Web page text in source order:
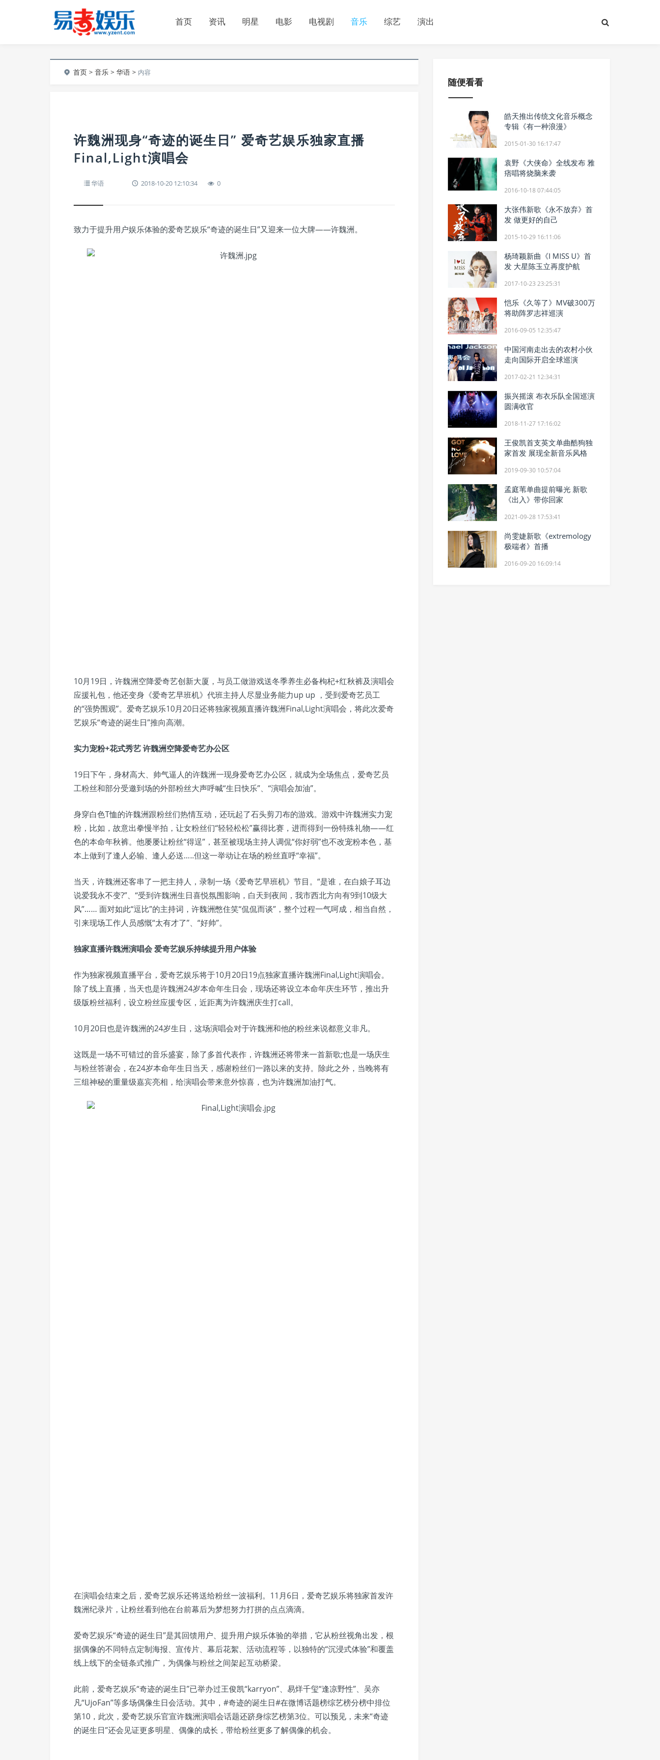
首页 资讯 明星 电影 电视剧 音乐 综艺 演出
首页 >音乐 >华语 > 内容
许魏洲现身“奇迹的诞生日” 爱奇艺娱乐独家直播
Final,Light演唱会
华语 2018-10-20 12:10:34 0
致力于提升用户娱乐体验的爱奇艺娱乐“奇迹的诞生日”又迎来一位大牌——许魏洲。
10月19日，许魏洲空降爱奇艺创新大厦，与员工做游戏送冬季养生必备枸杞+红秋裤及演唱会
应援礼包，他还变身《爱奇艺早班机》代班主持人尽显业务能力up up ，受到爱奇艺员工
的“强势围观”。爱奇艺娱乐10月20日还将独家视频直播许魏洲Final,Light演唱会，将此次爱奇
艺娱乐“奇迹的诞生日”推向高潮。
实力宠粉+花式秀艺 许魏洲空降爱奇艺办公区
19日下午，身材高大、帅气逼人的许魏洲一现身爱奇艺办公区，就成为全场焦点，爱奇艺员
工粉丝和部分受邀到场的外部粉丝大声呼喊“生日快乐”、“演唱会加油”。
身穿白色T恤的许魏洲跟粉丝们热情互动，还玩起了石头剪刀布的游戏。游戏中许魏洲实力宠
粉，比如，故意出拳慢半拍，让女粉丝们“轻轻松松”赢得比赛，进而得到一份特殊礼物——红
色的本命年秋裤。他屡屡让粉丝“得逞”，甚至被现场主持人调侃“你好弱”也不改宠粉本色，基
本上做到了逢人必输、逢人必送…..但这一举动让在场的粉丝直呼“幸福”。
当天，许魏洲还客串了一把主持人，录制一场《爱奇艺早班机》节目。“是谁，在白娘子耳边
说爱我永不变?”、“受到许魏洲生日喜悦氛围影响，白天到夜间，我市西北方向有9到10级大
风”…… 面对如此“逗比”的主持词，许魏洲憋住笑“侃侃而谈”，整个过程一气呵成，相当自然，
引来现场工作人员感慨“太有才了”、“好帅”。
独家直播许魏洲演唱会 爱奇艺娱乐持续提升用户体验
作为独家视频直播平台，爱奇艺娱乐将于10月20日19点独家直播许魏洲Final,Light演唱会。
除了线上直播，当天也是许魏洲24岁本命年生日会，现场还将设立本命年庆生环节，推出升
级版粉丝福利，设立粉丝应援专区，近距离为许魏洲庆生打call。
10月20日也是许魏洲的24岁生日，这场演唱会对于许魏洲和他的粉丝来说都意义非凡。
这既是一场不可错过的音乐盛宴，除了多首代表作，许魏洲还将带来一首新歌;也是一场庆生
与粉丝答谢会，在24岁本命年生日当天，感谢粉丝们一路以来的支持。除此之外，当晚将有
三组神秘的重量级嘉宾亮相，给演唱会带来意外惊喜，也为许魏洲加油打气。
在演唱会结束之后，爱奇艺娱乐还将送给粉丝一波福利。11月6日，爱奇艺娱乐将独家首发许
魏洲纪录片，让粉丝看到他在台前幕后为梦想努力打拼的点点滴滴。
爱奇艺娱乐“奇迹的诞生日”是其回馈用户、提升用户娱乐体验的举措，它从粉丝视角出发，根
据偶像的不同特点定制海报、宣传片、幕后花絮、活动流程等，以独特的“沉浸式体验”和覆盖
线上线下的全链条式推广，为偶像与粉丝之间架起互动桥梁。
此前，爱奇艺娱乐“奇迹的诞生日”已举办过王俊凯“karryon”、易烊千玺“逢凉野性”、吴亦
凡“UjoFan”等多场偶像生日会活动。其中，#奇迹的诞生日#在微博话题榜综艺榜分榜中排位
第10，此次，爱奇艺娱乐官宣许魏洲演唱会话题还跻身综艺榜第3位。可以预见，未来“奇迹
的诞生日”还会见证更多明星、偶像的成长，带给粉丝更多了解偶像的机会。
随便看看
皓天推出传统文化音乐概念
专辑《有一种浪漫》
2015-01-30 16:17:47
袁野《大侠命》全线发布 雅
痞唱将烧脑来袭
2016-10-18 07:44:05
大张伟新歌《永不放弃》首
发 做更好的自己
2015-10-29 16:11:06
杨琦颖新曲《I MISS U》首
发 大星陈玉立再度护航
2017-10-23 23:25:31
恺乐《久等了》MV破300万
将助阵罗志祥巡演
2016-09-05 12:35:47
中国河南走出去的农村小伙
走向国际开启全球巡演
2017-02-21 12:34:31
振兴摇滚 布衣乐队全国巡演
圆满收官
2018-11-27 17:16:02
王俊凯首支英文单曲酷狗独
家首发 展现全新音乐风格
2019-09-30 10:57:04
孟庭苇单曲提前曝光 新歌
《出入》带你回家
2021-09-28 17:53:41
尚雯婕新歌《extremology
极端者》首播
2016-09-20 16:09:14